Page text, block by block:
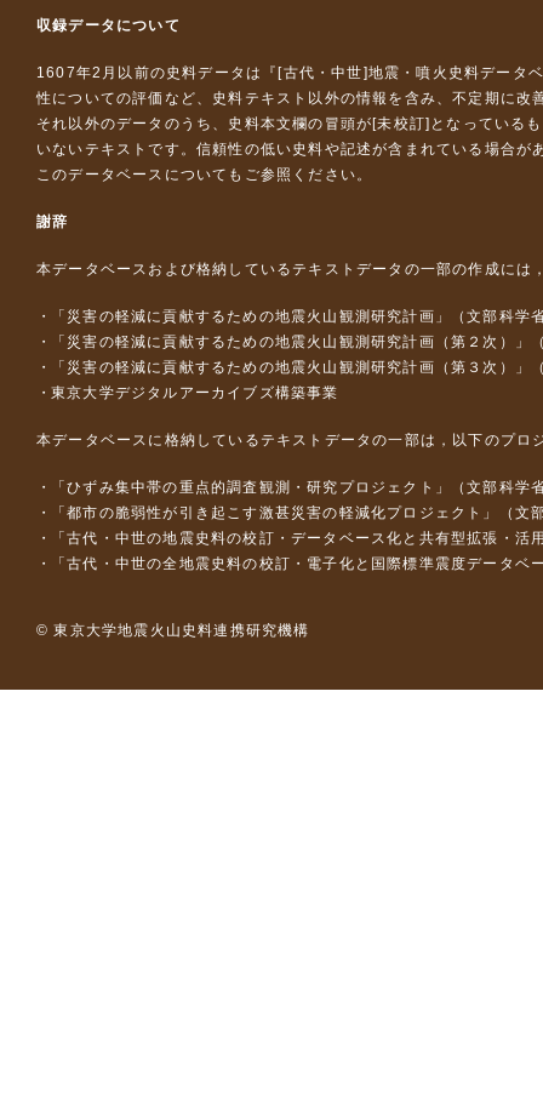
収録データについて
1607年2月以前の史料データは『 [古代・中世]地震・噴火史料データ
性についての評価など、史料テキスト以外の情報を含み、不定期に改
それ以外のデータのうち、史料本文欄の冒頭が[未校訂]となっている
いないテキストです。信頼性の低い史料や記述が含まれている場合が
このデータベースについて もご参照ください。
謝辞
本データベースおよび格納しているテキストデータの一部の作成には
「災害の軽減に貢献するための地震火山観測研究計画」（文部科学
「災害の軽減に貢献するための地震火山観測研究計画（第２次）」
「災害の軽減に貢献するための地震火山観測研究計画（第３次）」
東京大学デジタルアーカイブズ構築事業
本データベースに格納しているテキストデータの一部は，以下のプロ
「ひずみ集中帯の重点的調査観測・研究プロジェクト」（文部科
「都市の脆弱性が引き起こす激甚災害の軽減化プロジェクト」（
「古代・中世の地震史料の校訂・データベース化と共有型拡張・
「古代・中世の全地震史料の校訂・電子化と国際標準震度データ
© 東京大学地震火山史料連携研究機構